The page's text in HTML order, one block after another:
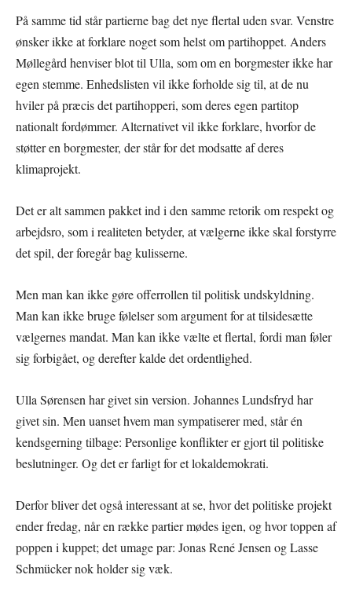
På samme tid står partierne bag det nye flertal uden svar. Venstre
ønsker ikke at forklare noget som helst om partihoppet. Anders
Møllegård henviser blot til Ulla, som om en borgmester ikke har
egen stemme. Enhedslisten vil ikke forholde sig til, at de nu
hviler på præcis det partihopperi, som deres egen partitop
nationalt fordømmer. Alternativet vil ikke forklare, hvorfor de
støtter en borgmester, der står for det modsatte af deres
klimaprojekt.
Det er alt sammen pakket ind i den samme retorik om respekt og
arbejdsro, som i realiteten betyder, at vælgerne ikke skal forstyrre
det spil, der foregår bag kulisserne.
Men man kan ikke gøre offerrollen til politisk undskyldning.
Man kan ikke bruge følelser som argument for at tilsidesætte
vælgernes mandat. Man kan ikke vælte et flertal, fordi man føler
sig forbigået, og derefter kalde det ordentlighed.
Ulla Sørensen har givet sin version. Johannes Lundsfryd har
givet sin. Men uanset hvem man sympatiserer med, står én
kendsgerning tilbage: Personlige konflikter er gjort til politiske
beslutninger. Og det er farligt for et lokaldemokrati.
Derfor bliver det også interessant at se, hvor det politiske projekt
ender fredag, når en række partier mødes igen, og hvor toppen af
poppen i kuppet; det umage par: Jonas René Jensen og Lasse
Schmücker nok holder sig væk.